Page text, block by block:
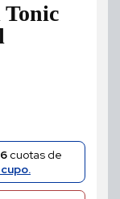
Tonic
6cuotas de